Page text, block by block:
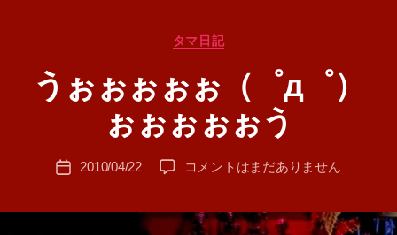
カ
ゴ
リ
ー
タマ日記
うぉぉぉぉぉ（゜д゜）
ぉぉぉぉぉう
作
者
T
A
投
2010/04/22
う
ぉ
コメントはまだありません